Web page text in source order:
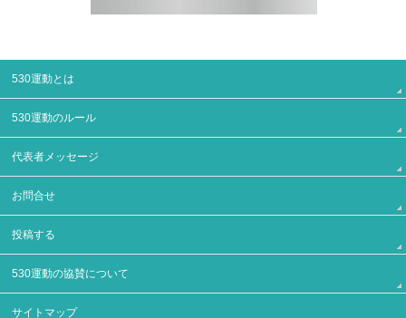
530運動とは
530運動のルール
代表者メッセージ
お問合せ
投稿する
530運動の協賛について
サイトマップ